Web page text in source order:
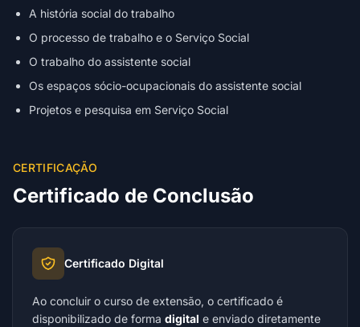
A história social do trabalho
O processo de trabalho e o Serviço Social
O trabalho do assistente social
Os espaços sócio-ocupacionais do assistente social
Projetos e pesquisa em Serviço Social
CERTIFICAÇÃO
Certificado de Conclusão
Certificado Digital
Ao concluir o curso de extensão, o certificado é
disponibilizado de forma digital e enviado diretamente